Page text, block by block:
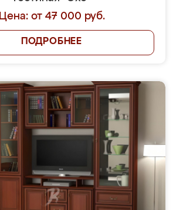
Цена: от 47 000 руб.
ПОДРОБНЕЕ